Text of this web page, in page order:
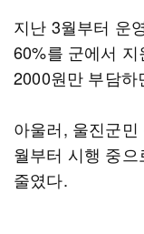
지난 3월부터 운
60%를 군에서
2000원만 부담하
아울러, 울진군
월부터 시행 중
줄였다.